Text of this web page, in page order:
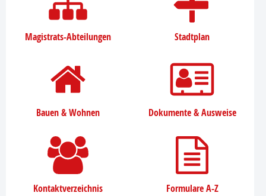
Magistrats-Abteilungen Stadtplan
Bauen & Wohnen Dokumente & Ausweise
Kontaktverzeichnis Formulare A-Z